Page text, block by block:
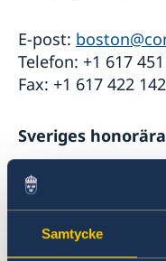
Samtycke
E-post:
Telefon: +1 617
Fax: +1 617
Sveriges
Consulate of
One Penn Center
1617 John F